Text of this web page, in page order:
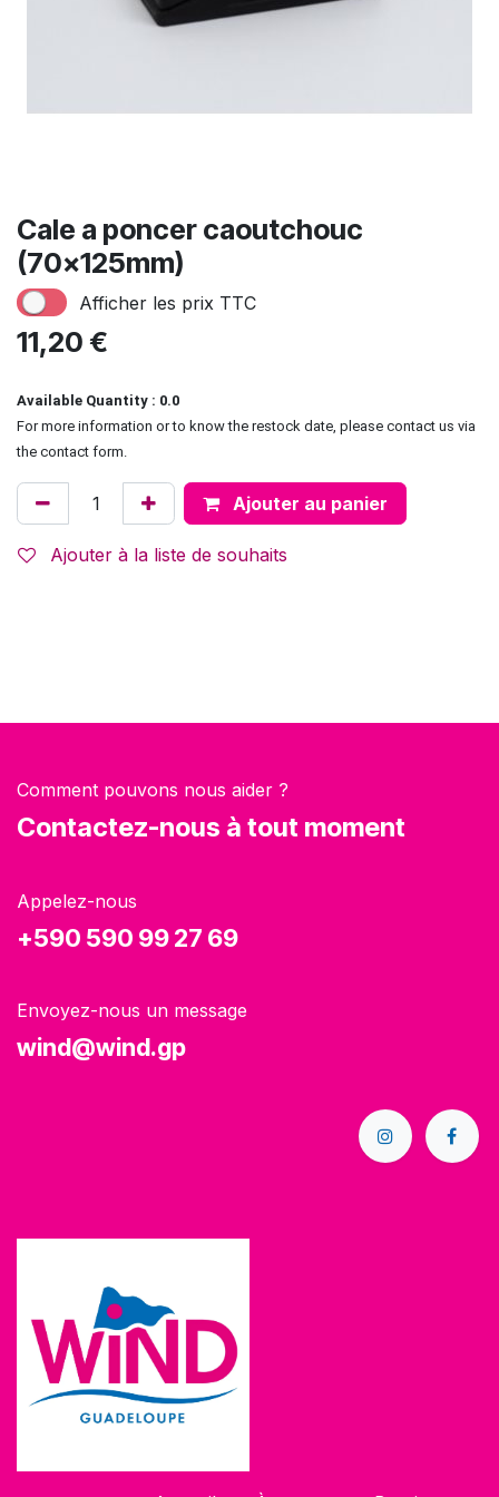
Cale a poncer caoutchouc
(70x125mm)
Afficher les prix TTC
11,20 €
Available Quantity : 0.0
For more information or to know the restock date, please contact us via
the contact form.
Ajouter au panier
Ajouter à la liste de souhaits
Comment pouvons nous aider ?
Contactez-nous à tout moment
Appelez-nous
+590 590 99 27 69
Envoyez-nous un message
wind@wind.gp